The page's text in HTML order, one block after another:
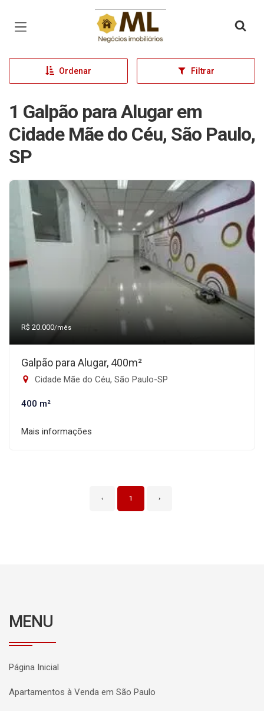
Página inicial
Ordenar Filtrar
1 Galpão para Alugar em
Cidade Mãe do Céu, São Paulo,
SP
R$ 20.000/mês
Galpão para Alugar, 400m²
Cidade Mãe do Céu, São Paulo-SP
400 m²
Mais informações
‹ 1 ›
MENU
Página Inicial
Apartamentos à Venda em São Paulo